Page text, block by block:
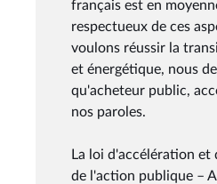
français est en
respectueux de ces
voulons réussir la
et énergétique, nous
qu'acheteur public,
nos paroles.
La loi d'accélération et
de l'action publique –